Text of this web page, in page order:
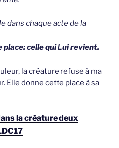
dans chaque acte de la
place: celle qui Lui revient.
la créature refuse à ma
Elle donne cette place à sa
la créature deux